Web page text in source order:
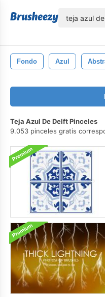
Fondo Azul
Teja Azul De Delft Pinceles
9.053 pinceles gratis